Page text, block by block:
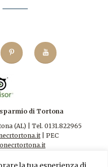
di Tortona
(AL) | Tel. 0131.822965
| PEC